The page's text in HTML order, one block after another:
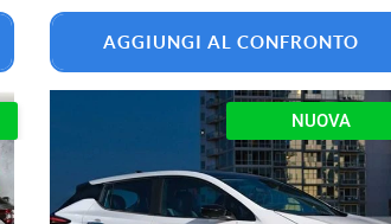
AGGIUNGI AL CONFRONTO
NUOVA